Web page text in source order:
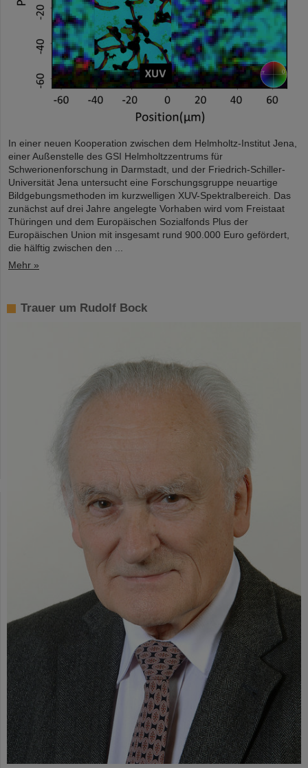
In einer neuen Kooperation zwischen dem Helmholtz-Institut Jena,
einer Außenstelle des GSI Helmholtzzentrums für
Schwerionenforschung in Darmstadt, und der Friedrich-Schiller-
Universität Jena untersucht eine Forschungsgruppe neuartige
Bildgebungsmethoden im kurzwelligen XUV-Spektralbereich. Das
zunächst auf drei Jahre angelegte Vorhaben wird vom Freistaat
Thüringen und dem Europäischen Sozialfonds Plus der
Europäischen Union mit insgesamt rund 900.000 Euro gefördert,
die hälftig zwischen den ...
Mehr »
Trauer um Rudolf Bock